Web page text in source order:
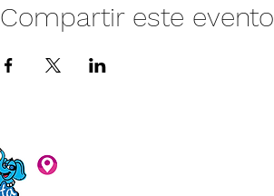
Compartir este evento